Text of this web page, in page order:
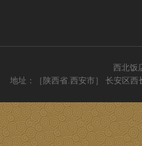
西北饭
地址：［陕西省.西安市］ 长安